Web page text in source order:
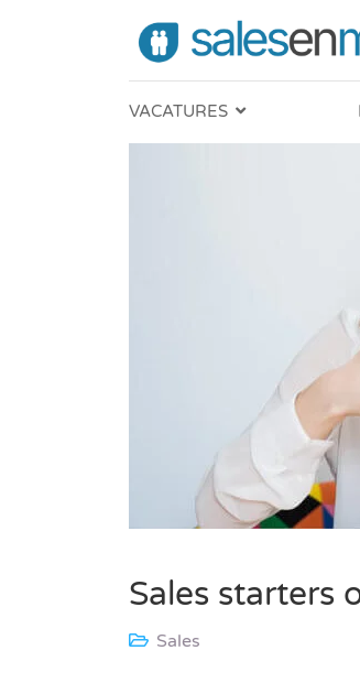
VACATURES
Sales starters
Sales